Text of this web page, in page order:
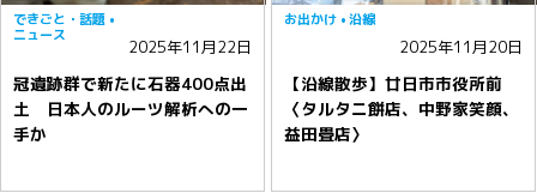
2025年11月22日
冠遺跡群で新たに石器400点出
土 日本人のルーツ解析への一
手か
できごと・話題
ニュース
2025年11月20日
【沿線散歩】廿日市市役所前
〈タルタニ餅店、中野家笑顔、
益田畳店〉
お出かけ 沿線